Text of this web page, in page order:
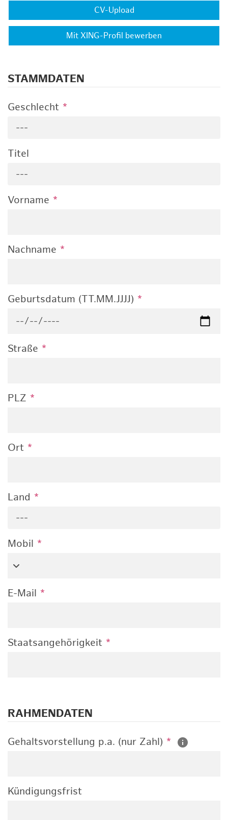
CV-Upload
Mit XING-Profil bewerben
STAMMDATEN
Geschlecht *
---
Titel
---
Vorname *
Nachname *
Geburtsdatum (TT.MM.JJJJ) *
Straße *
PLZ *
Ort *
Land *
---
Mobil *
E-Mail *
Staatsangehörigkeit *
RAHMENDATEN
Gehaltsvorstellung p.a. (nur Zahl) *
Kündigungsfrist